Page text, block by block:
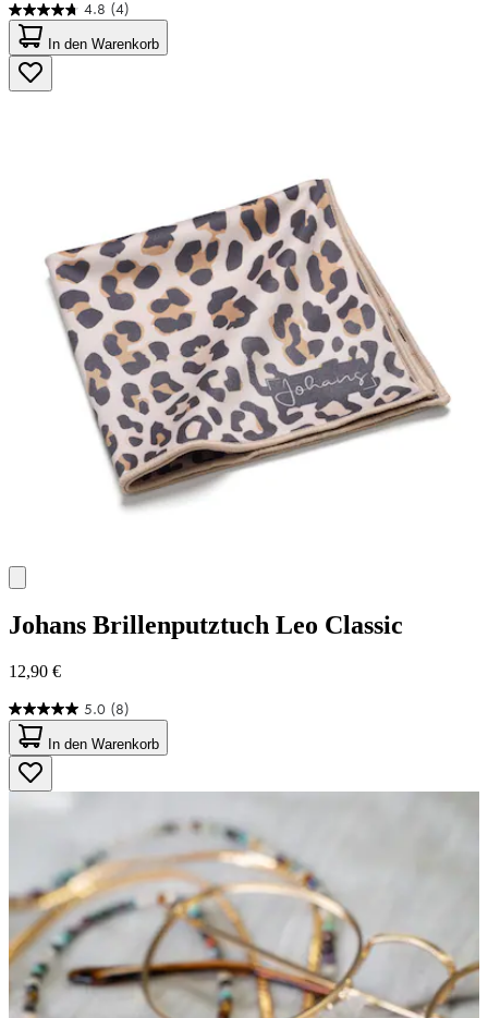
4.8 (4)
4.8
von
5
Sternen.
4
In den Warenkorb
Johans Brillenputztuch Leo Classic
12,90 €
5.0 (8)
5.0
von
5
Sternen.
8
In den Warenkorb